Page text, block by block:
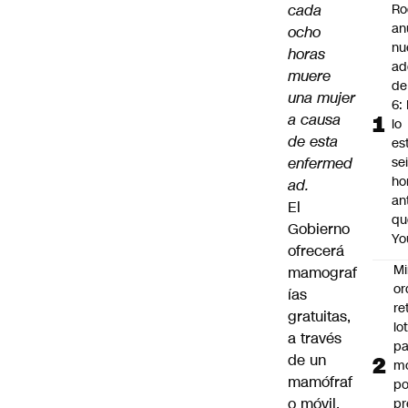
cada
ocho
horas
muere
una mujer
a causa
de esta
enfermed
ad.
El
Gobierno
ofrecerá
mamograf
ías
gratuitas,
a través
de un
mamófraf
o móvil,
6:
lo